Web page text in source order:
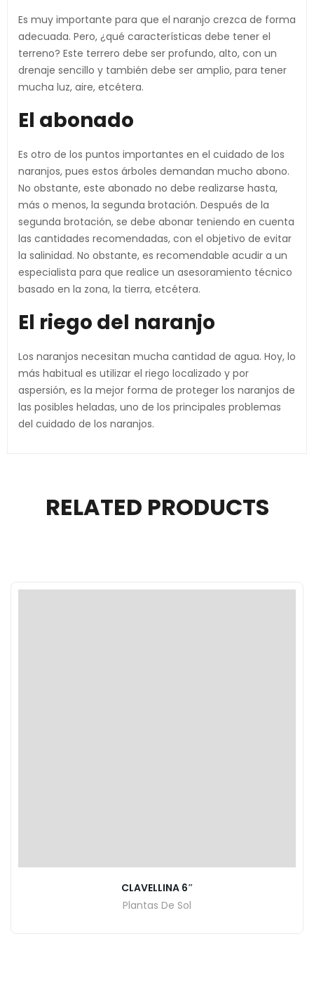
Es muy importante para que el naranjo crezca de forma
adecuada. Pero, ¿qué características debe tener el
terreno? Este terrero debe ser profundo, alto, con un
drenaje sencillo y también debe ser amplio, para tener
mucha luz, aire, etcétera.
El abonado
Es otro de los puntos importantes en el cuidado de los
naranjos, pues estos árboles demandan mucho abono.
No obstante, este abonado no debe realizarse hasta,
más o menos, la segunda brotación. Después de la
segunda brotación, se debe abonar teniendo en cuenta
las cantidades recomendadas, con el objetivo de evitar
la salinidad. No obstante, es recomendable acudir a un
especialista para que realice un asesoramiento técnico
basado en la zona, la tierra, etcétera.
El riego del naranjo
Los naranjos necesitan mucha cantidad de agua. Hoy, lo
más habitual es utilizar el riego localizado y por
aspersión, es la mejor forma de proteger los naranjos de
las posibles heladas, uno de los principales problemas
del cuidado de los naranjos.
RELATED PRODUCTS
CLAVELLINA 6″
Plantas De Sol